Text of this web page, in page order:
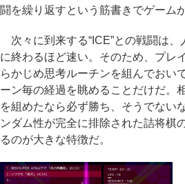
闘を繰り返すという筋書きでゲーム
次々に到来する“ICE”との戦闘は、
に終わるほど速い。そのため、プレ
らかじめ思考ルーチンを組んでおい
ーン毎の経過を眺めることだけだ。
を組めたなら必ず勝ち、そうでない
ンダム性が完全に排除された詰将棋
るのが大きな特徴だ。